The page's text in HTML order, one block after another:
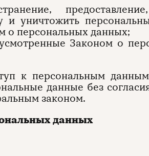
и уничтожить
о персональных данных;
Законом о
к персональным
данные без
законом.
данных